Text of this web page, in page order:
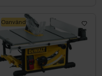
Oanvänd